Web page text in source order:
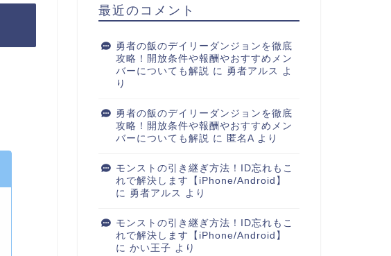
最近のコメント
勇者の飯のデイリーダンジョンを徹底
攻略！開放条件や報酬やおすすめメン
バーについても解説 に 勇者アルス よ
り
勇者の飯のデイリーダンジョンを徹底
攻略！開放条件や報酬やおすすめメン
バーについても解説 に 匿名Aより
モンストの引き継ぎ方法！ID忘れもこ
れで解決します【iPhone/Android】
に 勇者アルス より
モンストの引き継ぎ方法！ID忘れもこ
れで解決します【iPhone/Android】
に かい王子 より